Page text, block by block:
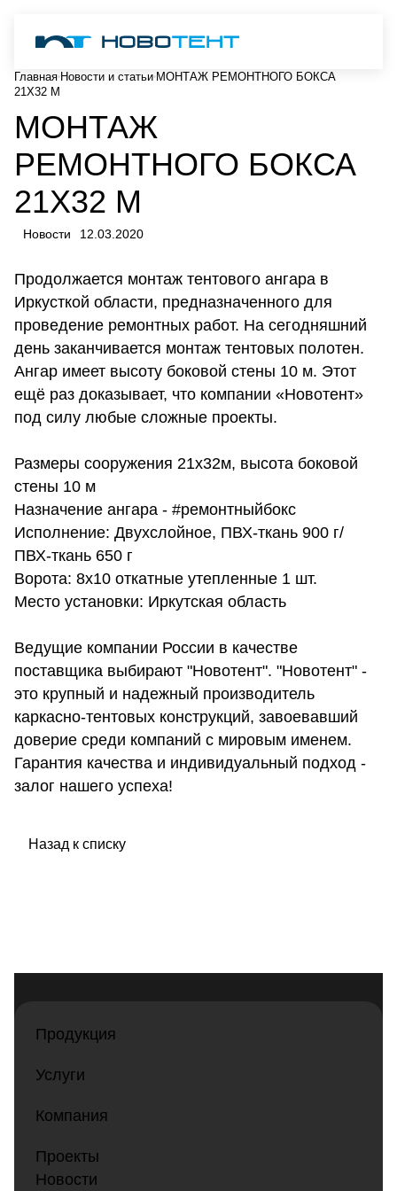
Главная Новости и статьи МОНТАЖ РЕМОНТНОГО БОКСА
21Х32 М
МОНТАЖ
РЕМОНТНОГО БОКСА
21Х32 М
Новости 12.03.2020
Продолжается монтаж тентового ангара в
Иркусткой области, предназначенного для
проведение ремонтных работ. На сегодняшний
день заканчивается монтаж тентовых полотен.
Ангар имеет высоту боковой стены 10 м. Этот
ещё раз доказывает, что компании «Новотент»
под силу любые сложные проекты.
Размеры сооружения 21х32м, высота боковой
стены 10 м
Назначение ангара - #ремонтныйбокс
Исполнение: Двухслойное, ПВХ-ткань 900 г/
ПВХ-ткань 650 г
Ворота: 8х10 откатные утепленные 1 шт.
Место установки: Иркутская область
Ведущие компании России в качестве
поставщика выбирают "Новотент". "Новотент" -
это крупный и надежный производитель
каркасно-тентовых конструкций, завоевавший
доверие среди компаний с мировым именем.
Гарантия качества и индивидуальный подход -
залог нашего успеха!
Назад к списку
Продукция
Услуги
Компания
Проекты
Новости